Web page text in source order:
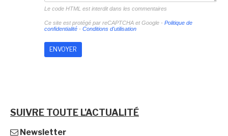
Le code HTML est interdit dans les commentaires
Ce site est protégé par reCAPTCHA et Google - Politique de
confidentialité- Conditions d'utilisation
SUIVRE TOUTE L'ACTUALITÉ
Newsletter